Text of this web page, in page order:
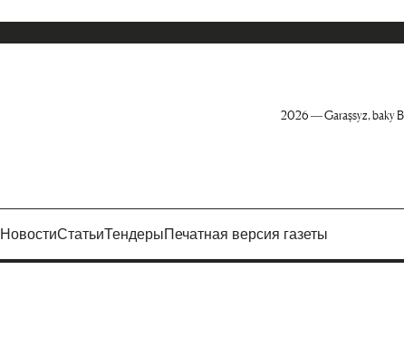
2026 — Garaşsyz, baky
НовостиСтатьиТендерыПечатная версия газеты